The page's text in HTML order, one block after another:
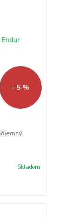
- 5 %
Skladem